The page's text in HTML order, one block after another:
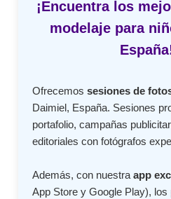
¡Encuentra los
modelaje para
Ofrecemossesiones de
Daimiel, España. Sesiones
portafolio, campañas
editoriales con fotógrafos
Además, con nuestraapp
App Store y Google Play), los